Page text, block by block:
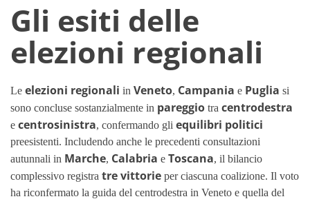
Gli esiti delle
elezioni regionali
Le elezioni regionali in Veneto, Campania e Puglia si
sono concluse sostanzialmente in pareggio tra centrodestra
e centrosinistra, confermando gli equilibri politici
preesistenti. Includendo anche le precedenti consultazioni
autunnali in Marche, Calabria e Toscana, il bilancio
complessivo registra tre vittorie per ciascuna coalizione. Il voto
ha riconfermato la guida del centrodestra in Veneto e quella del